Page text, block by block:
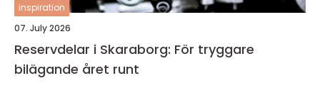
inspiration
07. July 2026
Reservdelar i Skaraborg: För tryggare
bilägande året runt